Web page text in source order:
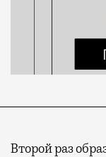
Второй раз